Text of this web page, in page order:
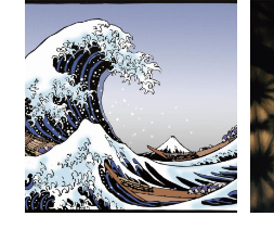
営業時間／10:00～
タップで電話